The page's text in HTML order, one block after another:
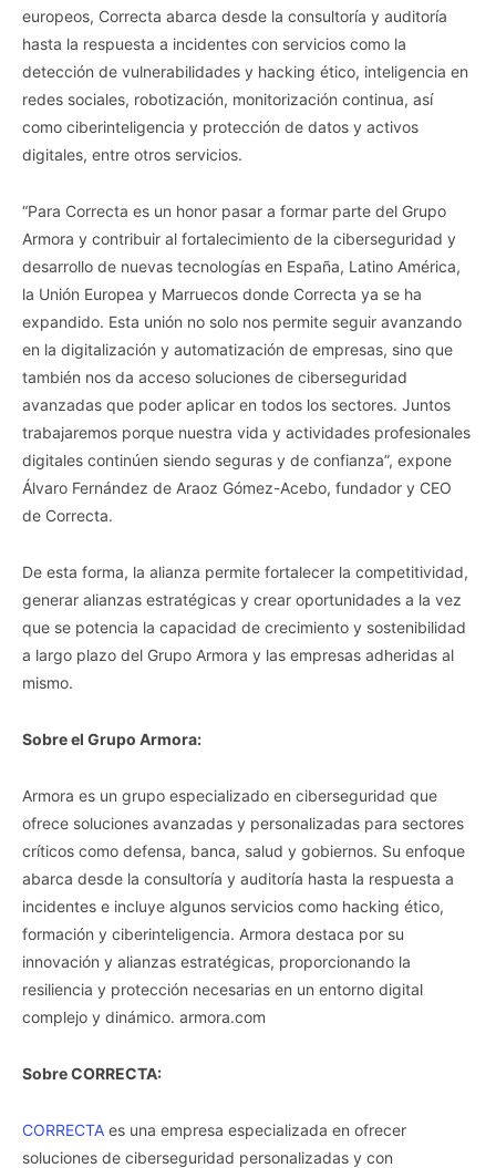
europeos, Correcta abarca desde la consultoría y auditoría
hasta la respuesta a incidentes con servicios como la
detección de vulnerabilidades y hacking ético, inteligencia en
redes sociales, robotización, monitorización continua, así
como ciberinteligencia y protección de datos y activos
digitales, entre otros servicios.
“Para Correcta es un honor pasar a formar parte del Grupo
Armora y contribuir al fortalecimiento de la ciberseguridad y
desarrollo de nuevas tecnologías en España, Latino América,
la Unión Europea y Marruecos donde Correcta ya se ha
expandido. Esta unión no solo nos permite seguir avanzando
en la digitalización y automatización de empresas, sino que
también nos da acceso soluciones de ciberseguridad
avanzadas que poder aplicar en todos los sectores. Juntos
trabajaremos porque nuestra vida y actividades profesionales
digitales continúen siendo seguras y de confianza”, expone
Álvaro Fernández de Araoz Gómez-Acebo, fundador y CEO
de Correcta.
De esta forma, la alianza permite fortalecer la competitividad,
generar alianzas estratégicas y crear oportunidades a la vez
que se potencia la capacidad de crecimiento y sostenibilidad
a largo plazo del Grupo Armora y las empresas adheridas al
mismo.
Sobre el Grupo Armora:
Armora es un grupo especializado en ciberseguridad que
ofrece soluciones avanzadas y personalizadas para sectores
críticos como defensa, banca, salud y gobiernos. Su enfoque
abarca desde la consultoría y auditoría hasta la respuesta a
incidentes e incluye algunos servicios como hacking ético,
formación y ciberinteligencia. Armora destaca por su
innovación y alianzas estratégicas, proporcionando la
resiliencia y protección necesarias en un entorno digital
complejo y dinámico. armora.com
Sobre CORRECTA:
CORRECTA es una empresa especializada en ofrecer
soluciones de ciberseguridad personalizadas y con